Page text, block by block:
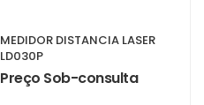
MEDIDOR DISTANCIA LASER
LD030P
Preço Sob-consulta